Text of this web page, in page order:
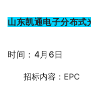
山东凯通电子分布式
时间：4月6日
招标内容：EPC